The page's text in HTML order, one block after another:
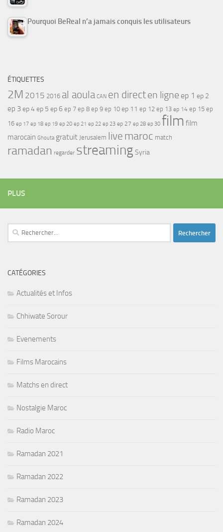
Pourquoi BeReal n’a jamais conquis les utilisateurs
ÉTIQUETTES
2M 2015 2016 al aoula CAN en directen ligne ep 1 ep 2
ep 3ep 4ep 5 ep 6 ep 7 ep 8 ep 9 ep 10 ep 11 ep 12 ep 13 ep 14 ep 15 ep
16 ep 17 ep 18 ep 19 ep 20 ep 21 ep 22 ep 23 ep 27 ep 28 ep 30 film film
marocain Ghouta gratuit Jerusalem live maroc match
ramadan regarder streamingSyria
PLUS
Rechercher :
CATÉGORIES
Actualités et Infos
Chhiwate Sorour
Evenements
Films Marocains
Matchs en direct
Nostalgie Maroc
Radio Maroc
Ramadan 2021
Ramadan 2022
Ramadan 2023
Ramadan 2024